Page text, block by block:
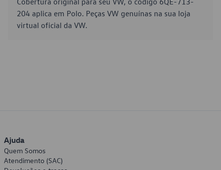
204 aplica em Polo. Peças VW genuínas na sua loja
virtual oficial da VW.
Ajuda
Quem Somos
Atendimento (SAC)